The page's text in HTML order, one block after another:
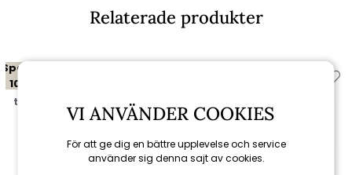
Relaterade produkter
Spara
10%
till 16/8
VI ANVÄNDER COOKIES
För att ge dig en bättre upplevelse och service
använder sig denna sajt av cookies.